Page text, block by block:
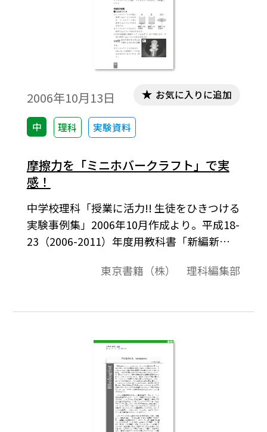
2006年10月13日
中 理科 実験資料
お気に入りに追加
摩擦力を「ミニホバークラフト」で実
感！
中学校理科「授業に活力!! 生徒をひきつける
実験事例集」2006年10月作成より。平成18-
23（2006-2011）年度用教科書「新編新し
と力 に対応。ミニホバークラフトを作成
ときの運動のようすを観察させ，摩擦力の
東京書籍（株） 理科編集部